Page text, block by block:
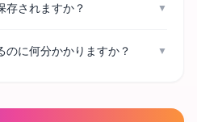
存されますか？ ▼
のに何分かかりますか？ ▼